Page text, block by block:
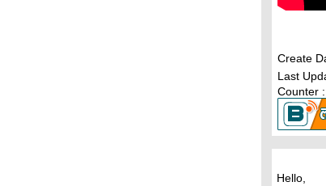
Create
Last
Counter
Hello,